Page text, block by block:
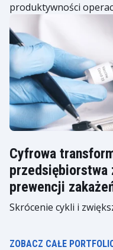
produktywności
Cyfrowa
przedsiębiorstwa
prewencji
Skrócenie cykli i
ZOBACZ CAŁE